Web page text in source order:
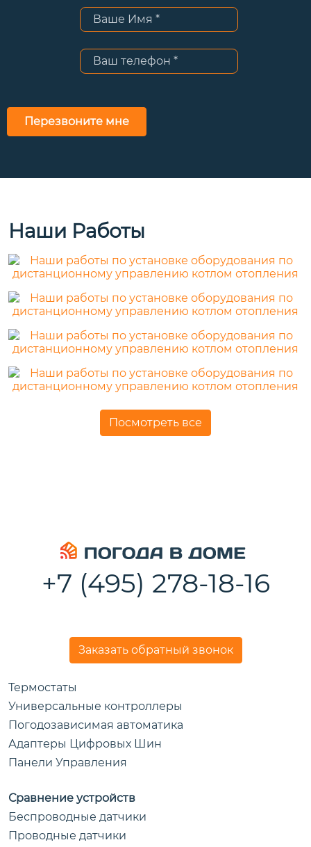
Перезвоните мне
Наши Работы
Посмотреть все
+7 (495) 278-18-16
Заказать обратный звонок
Термостаты
Универсальные контроллеры
Погодозависимая автоматика
Адаптеры Цифровых Шин
Панели Управления
Сравнение устройств
Беспроводные датчики
Проводные датчики